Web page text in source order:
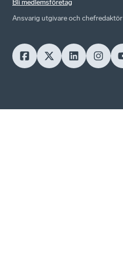
Bli medlemsföretag
Ansvarig utgivare och chefredaktör